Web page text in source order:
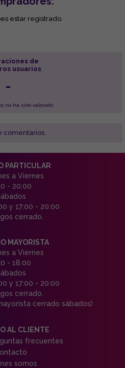
estar registrado.
de
usuarios
-
no ha sido valorado
comentarios.
PARTICULAR
a Viernes
- 20:00
y 17:00 - 20:00
cerrado.
MAYORISTA
a Viernes
- 18:00
y 17:00 - 20:00
cerrado.
cerrado sábados)
AL CLIENTE
frecuentes
somos